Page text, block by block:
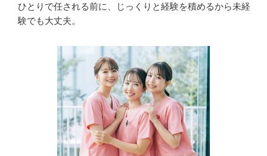
ひとりで任される前に、じっくりと経験を積めるから未経
験でも大丈夫。